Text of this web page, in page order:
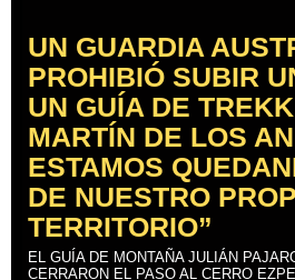
UN GUARDIA
PROHIBIÓ SUBIR
UN GUÍA DE
MARTÍN DE LOS
ESTAMOS
DE NUESTRO
TERRITORIO”
EL GUÍA DE MONTAÑA JULIÁN
CERRARON EL PASO AL CERRO